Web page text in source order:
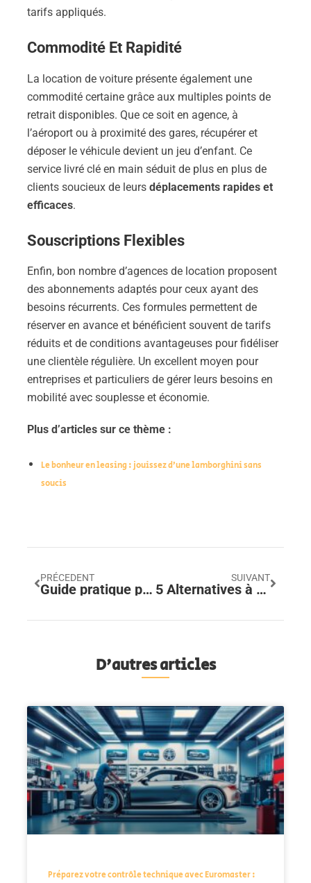
tarifs appliqués.
Commodité Et Rapidité
La location de voiture présente également une
commodité certaine grâce aux multiples points de
retrait disponibles. Que ce soit en agence, à
l’aéroport ou à proximité des gares, récupérer et
déposer le véhicule devient un jeu d’enfant. Ce
service livré clé en main séduit de plus en plus de
clients soucieux de leurs déplacements rapides et
efficaces.
Souscriptions Flexibles
Enfin, bon nombre d’agences de location proposent
des abonnements adaptés pour ceux ayant des
besoins récurrents. Ces formules permettent de
réserver en avance et bénéficient souvent de tarifs
réduits et de conditions avantageuses pour fidéliser
une clientèle régulière. Un excellent moyen pour
entreprises et particuliers de gérer leurs besoins en
mobilité avec souplesse et économie.
Plus d’articles sur ce thème :
Le bonheur en leasing : jouissez d’une lamborghini sans
soucis
PRÉCEDENT
Guide pratique pour changer l’amortisseur avant de votre véhicule
SUIVANT
5 Alternatives à CarBridge pour débloquer CarPlay sans jailbreak en 2024
D'autres articles
Préparez votre contrôle technique avec Euromaster :